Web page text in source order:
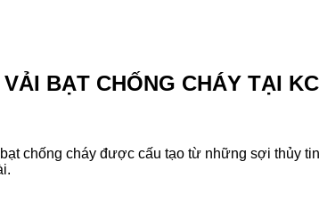
BẠT CHỐNG CHÁY TẠI
chống cháy được cấu tạo từ những sợi thủy